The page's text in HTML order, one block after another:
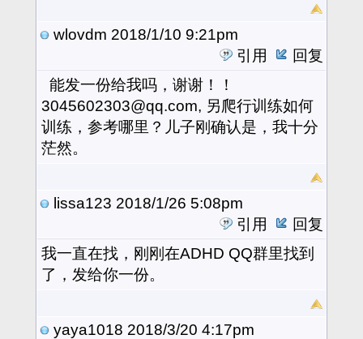
wlovdm 2018/1/10 9:21pm
引用
回复
能发一份给我吗，谢谢！！
3045602303@qq.com, 另爬行训练如何
训练，参考哪里？儿子刚确认是，我十分
茫然。
lissa123 2018/1/26 5:08pm
引用
回复
我一直在找，刚刚在ADHD QQ群里找到
了，发给你一份。
yaya1018 2018/3/20 4:17pm